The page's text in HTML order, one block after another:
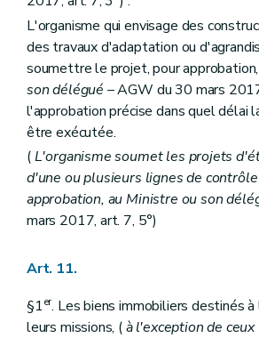
L'organisme qui envisage des
des travaux d'adaptation ou
soumettre le projet, pour
son délégué – AGW du 30 mars
l'approbation précise dans quel délai
être exécutée.
(L'organisme soumet les projets
d'une ou plusieurs lignes de
approbation, au Ministre ou son
mars 2017, art. 7, 5°)
Art. 11.
§1er. Les biens immobiliers destinés
leurs missions, (à l'exception de